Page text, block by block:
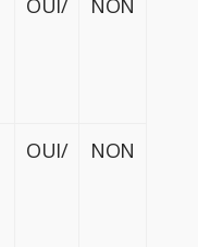
OUI/ NON
OUI/ NON